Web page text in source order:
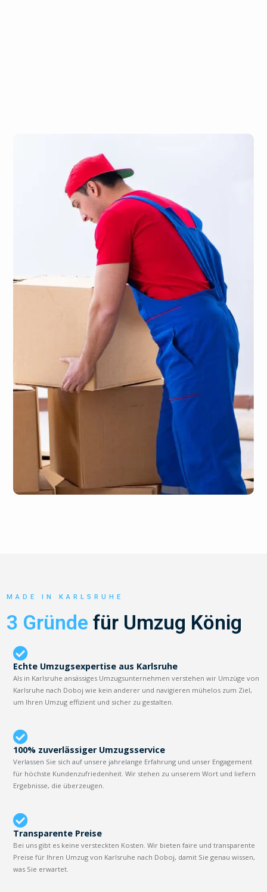
MADE IN KARLSRUHE
3 Gründe für Umzug König
Echte Umzugsexpertise aus Karlsruhe
Als in Karlsruhe ansässiges Umzugsunternehmen verstehen wir Umzüge von
Karlsruhe nach Doboj wie kein anderer und navigieren mühelos zum Ziel,
um Ihren Umzug effizient und sicher zu gestalten.
100% zuverlässiger Umzugsservice
Verlassen Sie sich auf unsere jahrelange Erfahrung und unser Engagement
für höchste Kundenzufriedenheit. Wir stehen zu unserem Wort und liefern
Ergebnisse, die überzeugen.
Transparente Preise
Bei uns gibt es keine versteckten Kosten. Wir bieten faire und transparente
Preise für Ihren Umzug von Karlsruhe nach Doboj, damit Sie genau wissen,
was Sie erwartet.